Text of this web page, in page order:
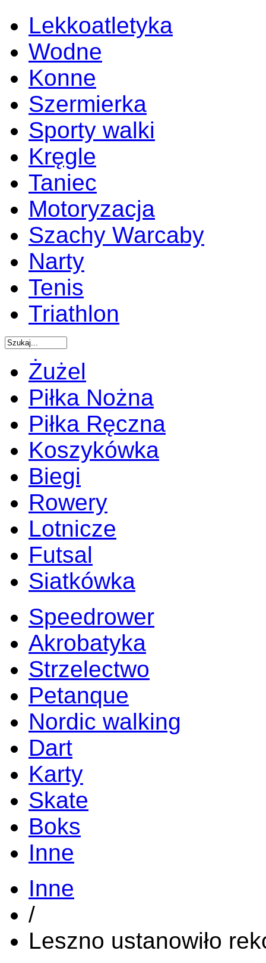
Lekkoatletyka
Wodne
Konne
Szermierka
Sporty walki
Kręgle
Taniec
Motoryzacja
Szachy Warcaby
Narty
Tenis
Triathlon
Żużel
Piłka Nożna
Piłka Ręczna
Koszykówka
Biegi
Rowery
Lotnicze
Futsal
Siatkówka
Speedrower
Akrobatyka
Strzelectwo
Petanque
Nordic walking
Dart
Karty
Skate
Boks
Inne
Inne
/
Leszno ustanowiło